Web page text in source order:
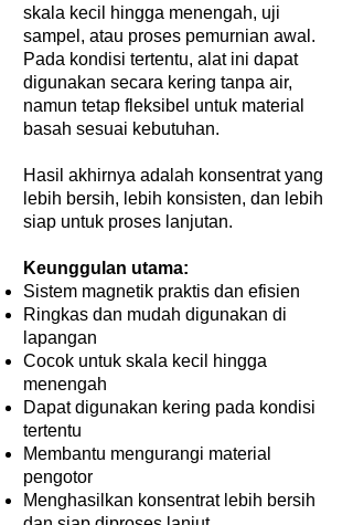
skala kecil hingga menengah, uji
sampel, atau proses pemurnian awal.
Pada kondisi tertentu, alat ini dapat
digunakan secara kering tanpa air,
namun tetap fleksibel untuk material
basah sesuai kebutuhan.
Hasil akhirnya adalah konsentrat yang
lebih bersih, lebih konsisten, dan lebih
siap untuk proses lanjutan.
Keunggulan utama:
Sistem magnetik praktis dan efisien
Ringkas dan mudah digunakan di
lapangan
Cocok untuk skala kecil hingga
menengah
Dapat digunakan kering pada kondisi
tertentu
Membantu mengurangi material
pengotor
Menghasilkan konsentrat lebih bersih